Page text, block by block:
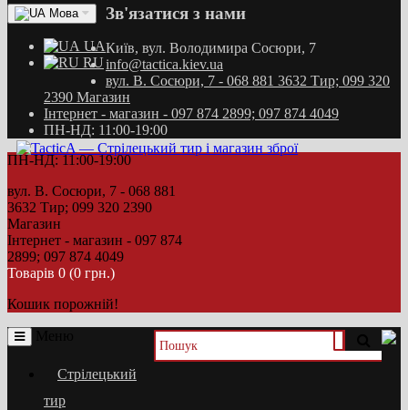
Мова
UA
RU
Зв'язатися з нами
Київ, вул. Володимира Сосюри, 7
info@tactica.kiev.ua
вул. В. Сосюри, 7 - 068 881 3632 Тир; 099 320
2390 Магазин
Інтернет - магазин - 097 874 2899; 097 874 4049
ПН-НД: 11:00-19:00
ПН-НД: 11:00-19:00
вул. В. Сосюри, 7 - 068 881
3632 Тир; 099 320 2390
Магазин
Інтернет - магазин - 097 874
2899; 097 874 4049
Товарів 0 (0 грн.)
Кошик порожній!
Стрілецький
тир